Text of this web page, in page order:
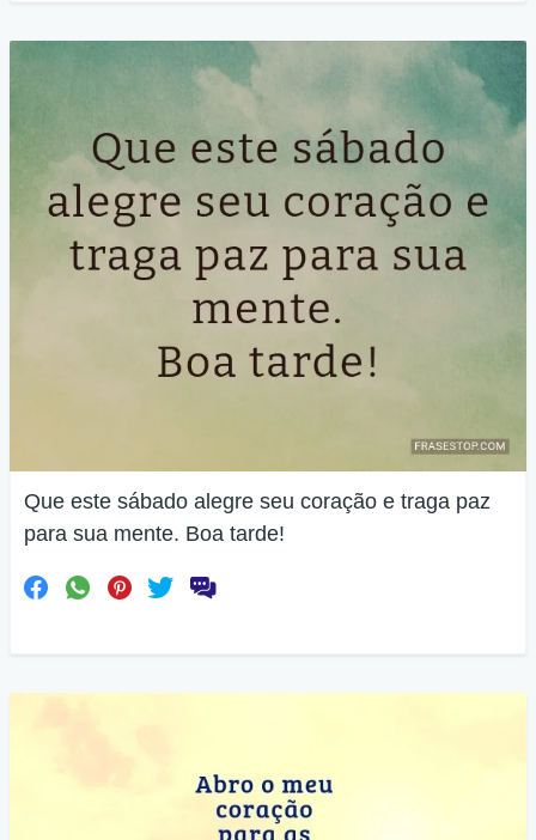
Que este sábado alegre seu coração e traga paz
para sua mente. Boa tarde!